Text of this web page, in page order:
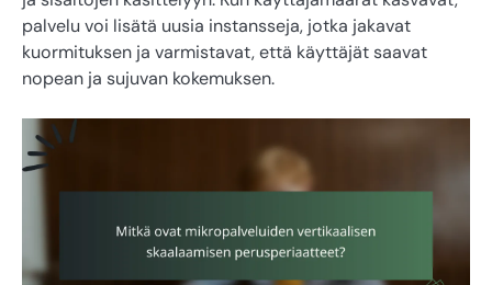
palvelu voi lisätä uusia instansseja, jotka jakavat
kuormituksen ja varmistavat, että käyttäjät saavat
nopean ja sujuvan kokemuksen.